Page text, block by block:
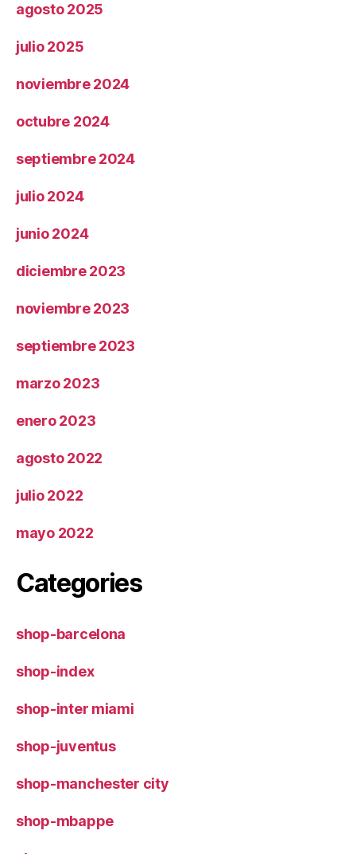
agosto 2025
julio 2025
noviembre 2024
octubre 2024
septiembre 2024
julio 2024
junio 2024
diciembre 2023
noviembre 2023
septiembre 2023
marzo 2023
enero 2023
agosto 2022
julio 2022
mayo 2022
Categories
shop-barcelona
shop-index
shop-inter miami
shop-juventus
shop-manchester city
shop-mbappe